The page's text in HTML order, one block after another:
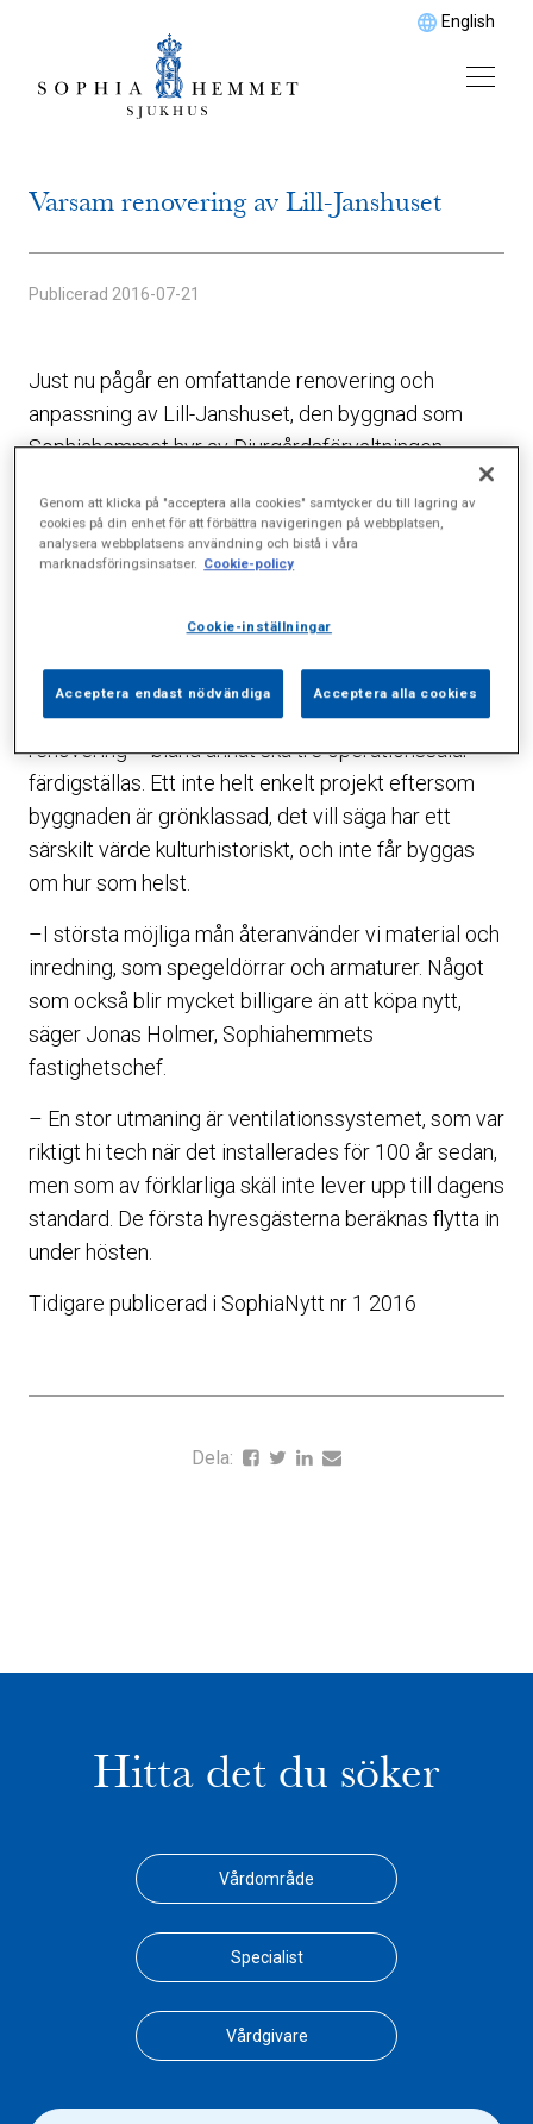
English
Varsam renovering av Lill-Janshuset
Publicerad 2016-07-21
Just nu pågår en omfattande renovering och
anpassning av Lill-Janshuset, den byggnad som
Sophiahemmet hyr av Djurgårdsförvaltningen.
Huset invigdes 1913 och inrymde då Allmänna BB
fram till nedläggningen 1976.
2003 flyttade Riksidrottsförbundet och ett antal
Sophiahemmet ungefär 80 procent av det omkring
9 000 kvadratmeter stora huset.
Men nu är det alltså dags för en genomgripande
renovering – bland annat ska tre operationssalar
färdigställas. Ett inte helt enkelt projekt eftersom
byggnaden är grönklassad, det vill säga har ett
särskilt värde kulturhistoriskt, och inte får byggas
om hur som helst.
–I största möjliga mån återanvänder vi material och
inredning, som spegeldörrar och armaturer. Något
som också blir mycket billigare än att köpa nytt,
säger Jonas Holmer, Sophiahemmets
fastighetschef.
– En stor utmaning är ventilationssystemet, som var
riktigt hi tech när det installerades för 100 år sedan,
men som av förklarliga skäl inte lever upp till dagens
standard. De första hyresgästerna beräknas flytta in
under hösten.
Tidigare publicerad i SophiaNytt nr 1 2016
Dela:
Hitta det du söker
Vårdområde
Specialist
Vårdgivare
Genom att klicka på "acceptera alla cookies" samtycker du till lagring av
cookies på din enhet för att förbättra navigeringen på webbplatsen,
analysera webbplatsens användning och bistå i våra
marknadsföringsinsatser. Cookie-policy
Cookie-inställningar
Acceptera endast nödvändiga Acceptera alla cookies